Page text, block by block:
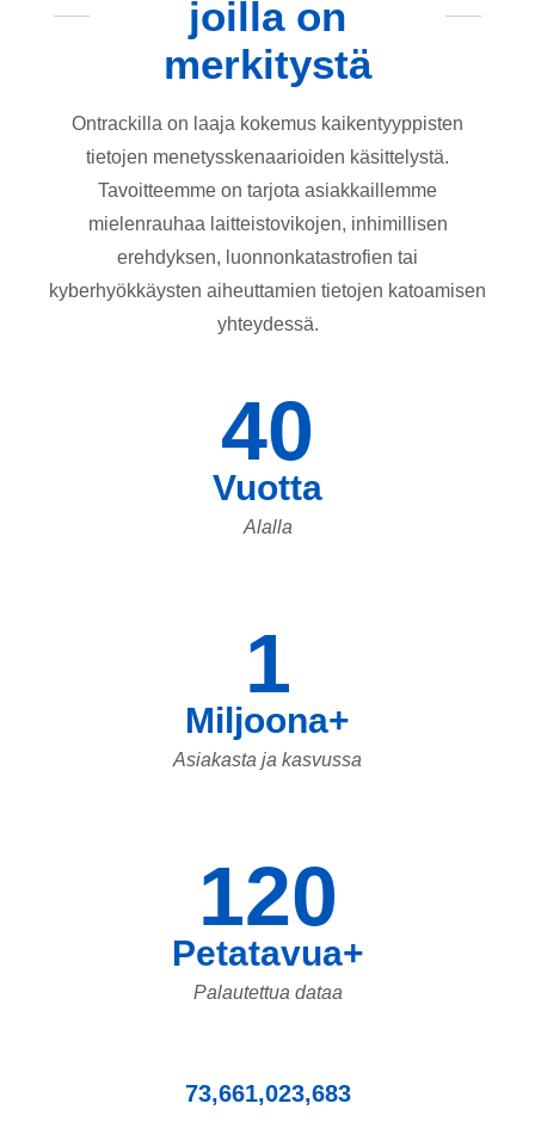
joilla on
merkitystä
Ontrackilla on laaja kokemus kaikentyyppisten
tietojen menetysskenaarioiden käsittelystä.
Tavoitteemme on tarjota asiakkaillemme
mielenrauhaa laitteistovikojen, inhimillisen
erehdyksen, luonnonkatastrofien tai
kyberhyökkäysten aiheuttamien tietojen katoamisen
yhteydessä.
40
Vuotta
Alalla
1
Miljoona+
Asiakasta ja kasvussa
120
Petatavua+
Palautettua dataa
73,661,023,683